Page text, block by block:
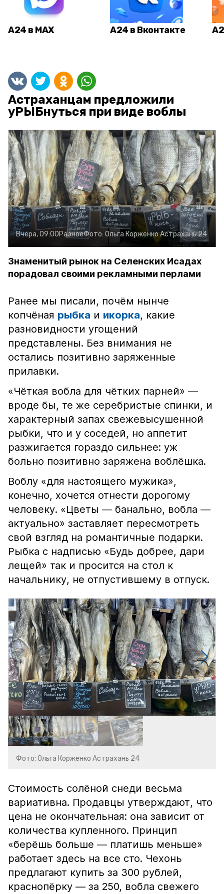
А24 в MAX А24 в Вконтакте
Астраханцам предложили
уРЫБнуться при виде воблы
Вчера, 09:00РазноеФото: Ольга КорженкоАстрахань 24
Знаменитый рынок на Селенских Исадах
порадовал своими рекламными перлами
Ранее мы писали, почём нынче
копчёная рыбка и икорка, какие
разновидности угощений
представлены. Без внимания не
остались позитивно заряженные
прилавки.
«Чёткая вобла для чётких парней» —
вроде бы, те же серебристые спинки, и
характерный запах свежевысушенной
рыбки, что и у соседей, но аппетит
разжигается гораздо сильнее: уж
больно позитивно заряжена воблёшка.
Воблу «для настоящего мужика»,
конечно, хочется отнести дорогому
человеку. «Цветы — банально, вобла —
актуально» заставляет пересмотреть
свой взгляд на романтичные подарки.
Рыбка с надписью «Будь добрее, дари
лещей» так и просится на стол к
начальнику, не отпустившему в отпуск.
Фото: Ольга Корженко Астрахань 24
Стоимость солёной снеди весьма
вариативна. Продавцы утверждают, что
цена не окончательная: она зависит от
количества купленного. Принцип
«берёшь больше — платишь меньше»
работает здесь на все сто. Чехонь
предлагают купить за 300 рублей,
краснопёрку — за 250, вобла свежего